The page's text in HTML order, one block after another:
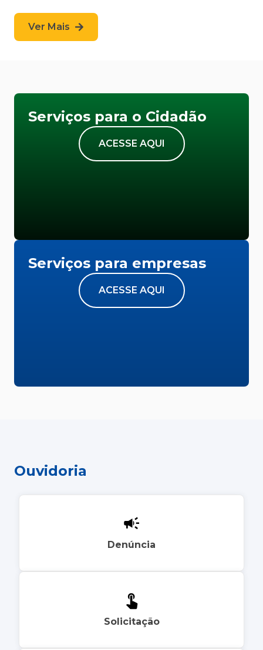
Ver Mais
Serviços para o Cidadão
ACESSE AQUI
Serviços para empresas
ACESSE AQUI
Ouvidoria
Denúncia
Solicitação